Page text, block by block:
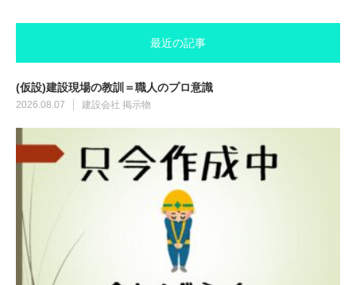
最近の記事
(仮設)建設現場の教訓＝職人のプロ意識
2026.08.07 建設会社 掲示物